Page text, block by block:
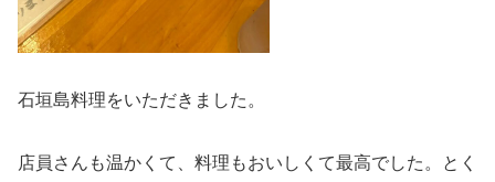
石垣島料理をいただきました。
店員さんも温かくて、料理もおいしくて最高でした。とく